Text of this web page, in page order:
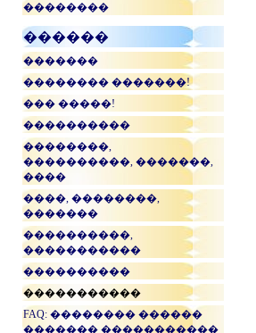
��������
������
�������
�������� �������!
��� �����!
����������
��������,
����������, �������,
����
����, ��������,
�������
����������,
�����������
����������
�����������
FAQ: �������� ������
������� �����������